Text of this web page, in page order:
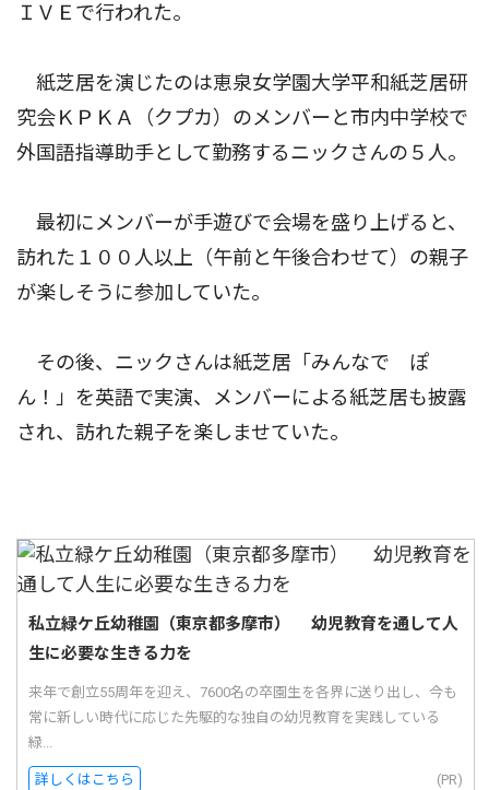
ＩＶＥで行われた。
紙芝居を演じたのは恵泉女学園大学平和紙芝居研
究会ＫＰＫＡ（クプカ）のメンバーと市内中学校で
外国語指導助手として勤務するニックさんの５人。
最初にメンバーが手遊びで会場を盛り上げると、
訪れた１００人以上（午前と午後合わせて）の親子
が楽しそうに参加していた。
その後、ニックさんは紙芝居「みんなで ぽ
ん！」を英語で実演、メンバーによる紙芝居も披露
され、訪れた親子を楽しませていた。
私立緑ケ丘幼稚園（東京都多摩市） 幼児教育を通して人
生に必要な生きる力を
来年で創立55周年を迎え、7600名の卒園生を各界に送り出し、今も
常に新しい時代に応じた先駆的な独自の幼児教育を実践している
緑...
詳しくはこちら (PR)